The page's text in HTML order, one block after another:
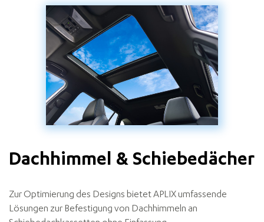
Dachhimmel & Schiebedächer
Zur Optimierung des Designs bietet APLIX umfassende
Lösungen zur Befestigung von Dachhimmeln an